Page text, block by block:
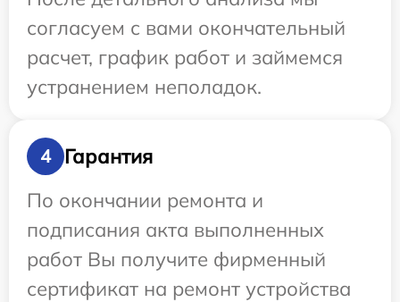
согласуем с вами окончательный
расчет, график работ и займемся
устранением неполадок.
4
Гарантия
По окончании ремонта и
подписания акта выполненных
работ Вы получите фирменный
сертификат на ремонт устройства